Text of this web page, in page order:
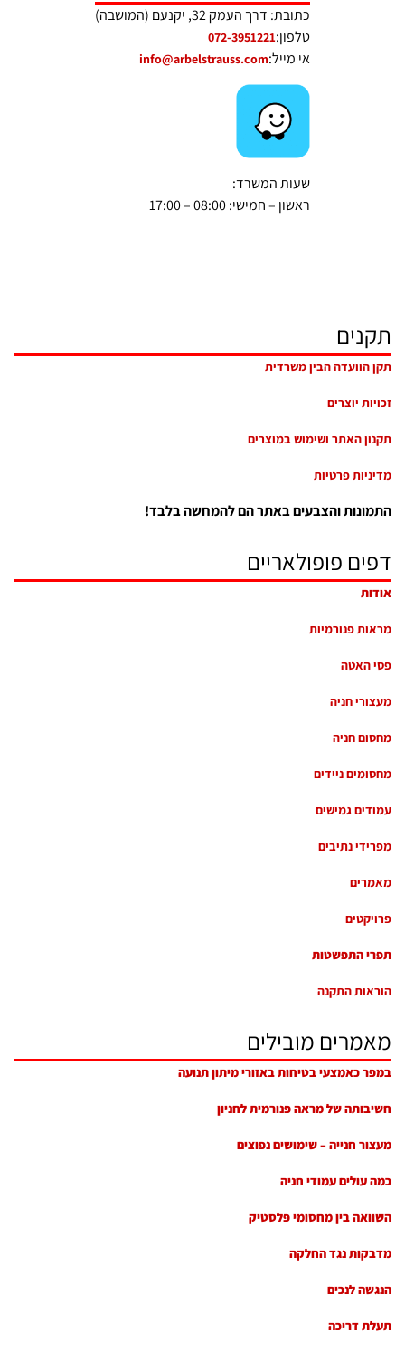
כתובת: דרך העמק 32, יקנעם (המושבה)
טלפון:072-3951221
אי מייל:info@arbelstrauss.com
שעות המשרד:
ראשון – חמישי: 08:00 – 17:00
תקנים
תקן הוועדה הבין משרדית
זכויות יוצרים
תקנון האתר ושימוש במוצרים
מדיניות פרטיות
התמונות והצבעים באתר הם להמחשה בלבד!
דפים פופולאריים
אודות
מראות פנורמיות
פסי האטה
מעצורי חניה
מחסום חניה
מחסומים ניידים
עמודים גמישים
מפרידי נתיבים
מאמרים
פרויקטים
תפרי התפשטות
הוראות התקנה
מאמרים מובילים
במפר כאמצעי בטיחות באזורי מיתון תנועה
חשיבותה של מראה פנורמית לחניון
מעצור חנייה – שימושים נפוצים
כמה עולים עמודי חניה
השוואה בין מחסומי פלסטיק
מדבקות נגד החלקה
הנגשה לנכים
תעלת דריכה